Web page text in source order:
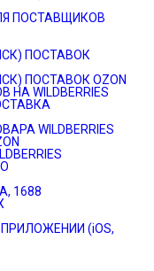
ПОСТАВЩИКОВ
ПОСТАВОК
ПОСТАВОК OZON
WILDBERRIES
WILDBERRIES
1688
(iOS,